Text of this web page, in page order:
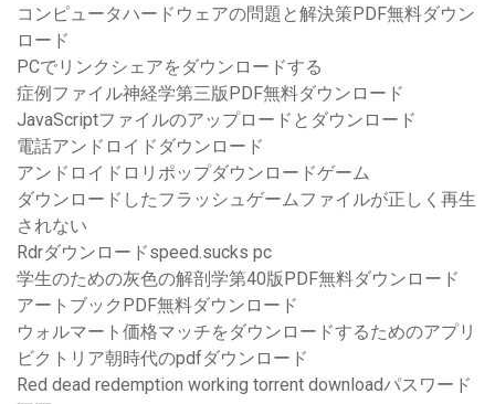
コンピュータハードウェアの問題と解決策PDF無料ダウン
ロード
PCでリンクシェアをダウンロードする
症例ファイル神経学第三版PDF無料ダウンロード
JavaScriptファイルのアップロードとダウンロード
電話アンドロイドダウンロード
アンドロイドロリポップダウンロードゲーム
ダウンロードしたフラッシュゲームファイルが正しく再生
されない
Rdrダウンロードspeed.sucks pc
学生のための灰色の解剖学第40版PDF無料ダウンロード
アートブックPDF無料ダウンロード
ウォルマート価格マッチをダウンロードするためのアプリ
ビクトリア朝時代のpdfダウンロード
Red dead redemption working torrent downloadパスワード